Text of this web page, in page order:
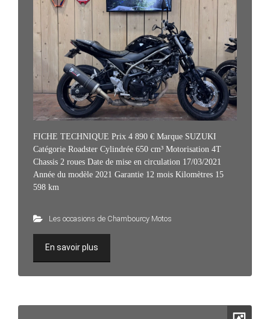
FICHE TECHNIQUE Prix 4 890 € Marque SUZUKI
Catégorie Roadster Cylindrée 650 cm³ Motorisation 4T
Chassis 2 roues Date de mise en circulation 17/03/2021
Année du modèle 2021 Garantie 12 mois Kilomètres 15
598 km
Les occasions de Chambourcy Motos
En savoir plus